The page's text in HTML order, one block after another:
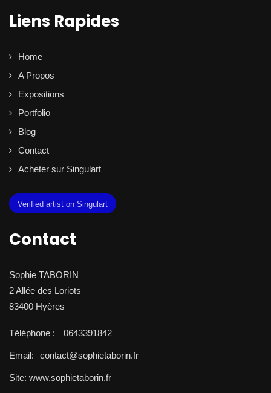
Liens Rapides
Home
A Propos
Expositions
Portfolio
Blog
Contact
Acheter sur Singulart
Verified artist on Singulart
Contact
Sophie TABORIN
2 Allée des Loriots
83400 Hyères
Téléphone : 0643391842
Email: contact@sophietaborin.fr
Site: www.sophietaborin.fr